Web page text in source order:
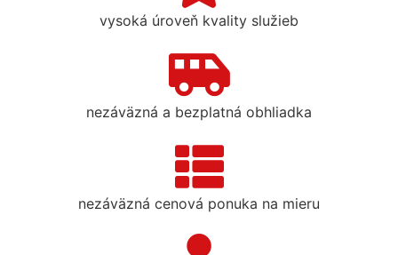
vysoká úroveň kvality služieb
nezáväzná a bezplatná obhliadka
nezáväzná cenová ponuka na mieru